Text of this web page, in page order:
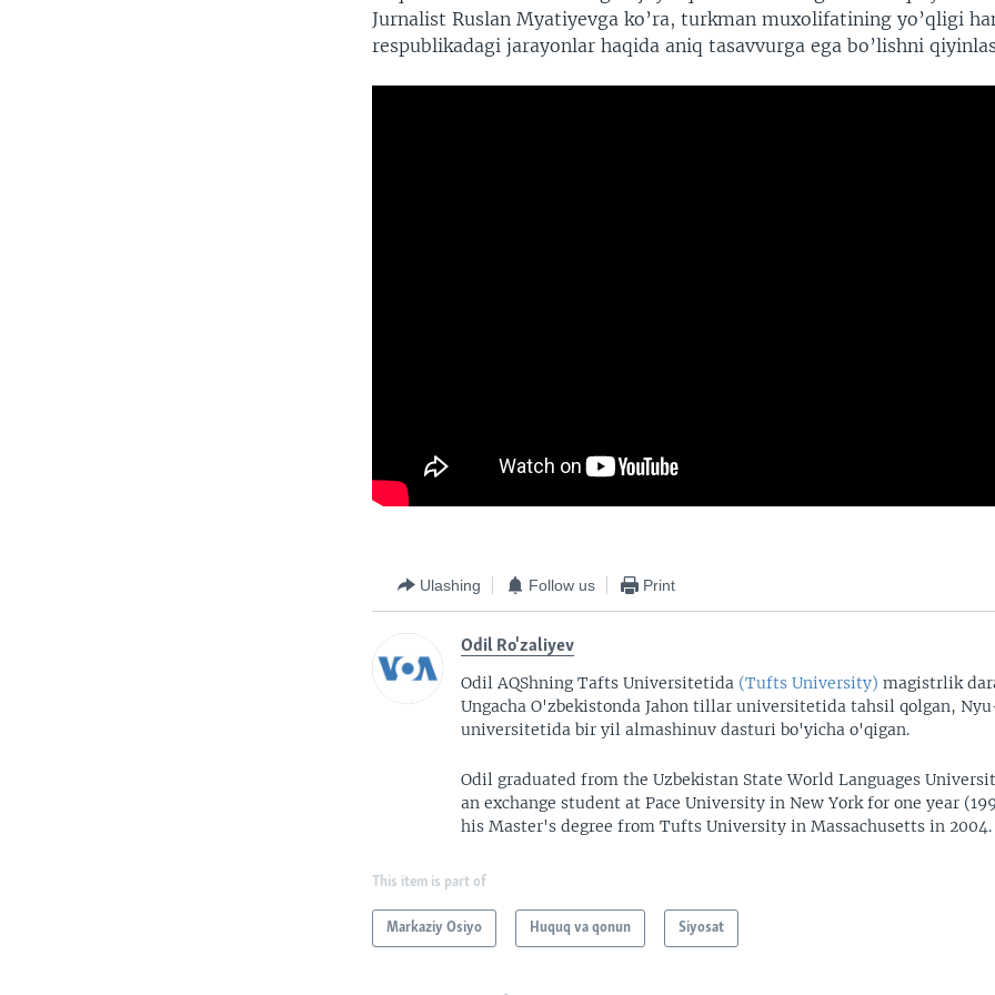
Jurnalist Ruslan Myatiyevga ko’ra, turkman muxolifatining yo’qligi
respublikadagi jarayonlar haqida aniq tasavvurga ega bo’lishni
Ulashing Follow us Print
Odil Ro'zaliyev
Odil AQShning Tafts Universitetida (Tufts University) magistrlik
Ungacha O'zbekistonda Jahon tillar universitetida tahsil qolgan,
universitetida bir yil almashinuv dasturi bo'yicha o'qigan.
Odil graduated from the Uzbekistan State World Languages
an exchange student at Pace University in New York for one year
his Master's degree from Tufts University in Massachusetts in 2004.
This item is part of
Markaziy Osiyo Huquq va qonun Siyosat